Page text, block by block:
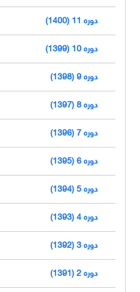
دوره 11 (1400)
دوره 10 (1399)
دوره 9 (1398)
دوره 8 (1397)
دوره 7 (1396)
دوره 6 (1395)
دوره 5 (1394)
دوره 4 (1393)
دوره 3 (1392)
دوره 2 (1391)